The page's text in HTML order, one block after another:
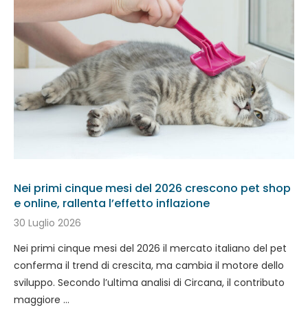
Nei primi cinque mesi del 2026 crescono pet shop
e online, rallenta l’effetto inflazione
30 Luglio 2026
Nei primi cinque mesi del 2026 il mercato italiano del pet
conferma il trend di crescita, ma cambia il motore dello
sviluppo. Secondo l’ultima analisi di Circana, il contributo
maggiore …